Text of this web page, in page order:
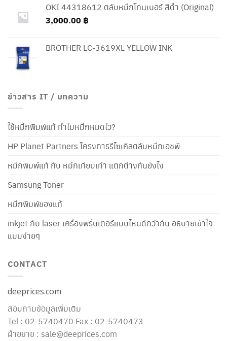
4,350.00 ฿.4,150.00 ฿.
OKI 44318612 ตลับหมึกโทนเนอร์ สีดำ (Original)
3,000.00 ฿
BROTHER LC-3619XL YELLOW INK
ข่าวสาร IT / บทความ
ใช้หมึกพิมพ์แท้ ทำไมหมึกหมดไว?
HP Planet Partners โครงการรีไซเคิลตลับหมึกเอชพี
หมึกพิมพ์แท้ กับ หมึกเทียบเท่า แตกต่างกันยังไง
Samsung Toner
หมึกพิมพ์ของแท้
inkjet กับ laser เครื่องพริ้นเตอร์แบบไหนดีกว่ากัน อธิบายเข้าใจ
แบบง่ายๆ
CONTACT
deeprices.com
สอบถามข้อมูลเพิ่มเติม
Tel : 02-5740470 Fax : 02-5740473
ฝ่ายขาย : sale@deeprices.com